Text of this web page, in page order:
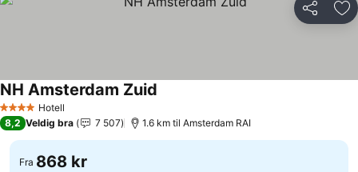
Del
4 StjernerHotell
NH Amsterdam Zuid
8,2 Veldig bra 7 507 1.6 km til Amsterdam RAI
Fra 868 kr